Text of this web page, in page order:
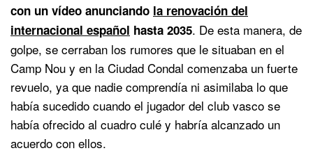
con un vídeo anunciando la renovación del
internacional español hasta 2035. De esta manera, de
golpe, se cerraban los rumores que le situaban en el
Camp Nou y en la Ciudad Condal comenzaba un fuerte
revuelo, ya que nadie comprendía ni asimilaba lo que
había sucedido cuando el jugador del club vasco se
había ofrecido al cuadro culé y habría alcanzado un
acuerdo con ellos.